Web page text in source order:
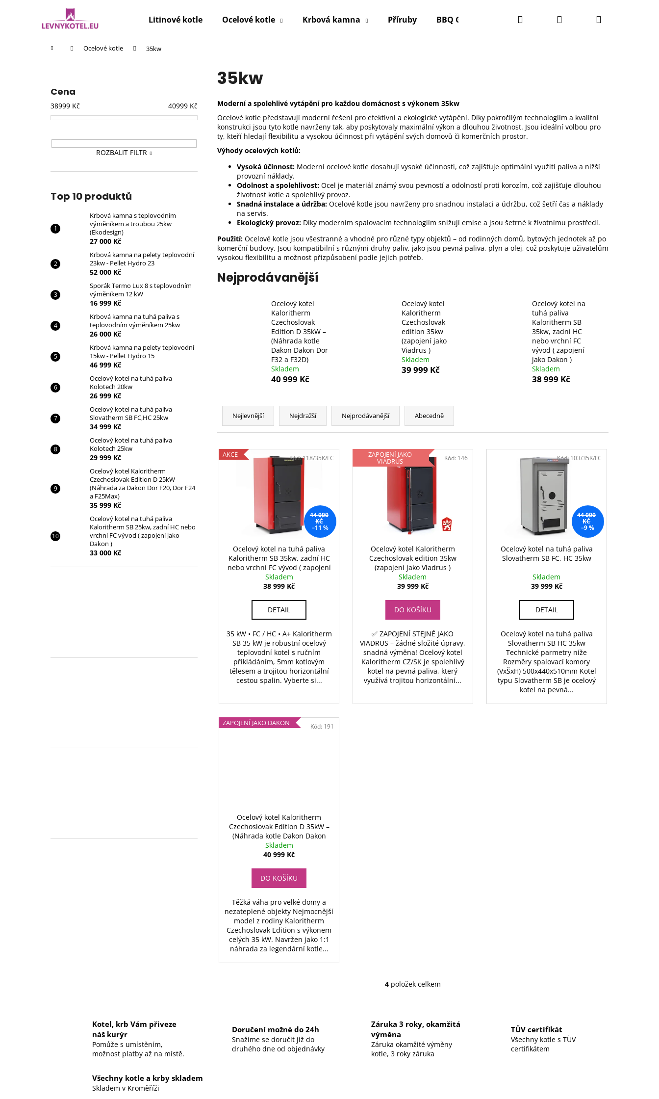
Litinové kotle Ocelové kotle Krbová kamna Příruby BBQ Grilly O nás Kontakty Obchodní
Hledat PřihlášeníNákupní
Domů Ocelové kotle 35kw
Cena
38999 Kč 40999 Kč
ROZBALIT FILTR
Top 10 produktů
Krbová kamna s teplovodním
výměníkem a troubou 25kw
(Ekodesign)
27 000 Kč
Krbová kamna na pelety teplovodní
23kw - Pellet Hydro 23
52 000 Kč
Sporák Termo Lux 8 s teplovodním
výměníkem 12 kW
16 999 Kč
Krbová kamna na tuhá paliva s
teplovodním výměníkem 25kw
26 000 Kč
Krbová kamna na pelety teplovodní
15kw - Pellet Hydro 15
46 999 Kč
Ocelový kotel na tuhá paliva
Kolotech 20kw
26 999 Kč
Ocelový kotel na tuhá paliva
Slovatherm SB FC,HC 25kw
34 999 Kč
Ocelový kotel na tuhá paliva
Kolotech 25kw
29 999 Kč
Ocelový kotel Kaloritherm
Czechoslovak Edition D 25kW
(Náhrada za Dakon Dor F20, Dor F24
a F25Max)
35 999 Kč
Ocelový kotel na tuhá paliva
Kaloritherm SB 25kw, zadní HC nebo
vrchní FC vývod ( zapojení jako
Dakon )
33 000 Kč
35kw
Moderní a spolehlivé vytápění pro každou domácnost s výkonem 35kw
Ocelové kotle představují moderní řešení pro efektivní a ekologické vytápění. Díky pokročilým technologiím a kvalitní
konstrukci jsou tyto kotle navrženy tak, aby poskytovaly maximální výkon a dlouhou životnost. Jsou ideální volbou pro
ty, kteří hledají flexibilitu a vysokou účinnost při vytápění svých domovů či komerčních prostor.
Výhody ocelových kotlů:
Vysoká účinnost: Moderní ocelové kotle dosahují vysoké účinnosti, což zajišťuje optimální využití paliva a nižší
provozní náklady.
Odolnost a spolehlivost: Ocel je materiál známý svou pevností a odolností proti korozím, což zajišťuje dlouhou
životnost kotle a spolehlivý provoz.
Snadná instalace a údržba: Ocelové kotle jsou navrženy pro snadnou instalaci a údržbu, což šetří čas a náklady
na servis.
Ekologický provoz: Díky moderním spalovacím technologiím snižují emise a jsou šetrné k životnímu prostředí.
Použití: Ocelové kotle jsou všestranné a vhodné pro různé typy objektů – od rodinných domů, bytových jednotek až po
komerční budovy. Jsou kompatibilní s různými druhy paliv, jako jsou pevná paliva, plyn a olej, což poskytuje uživatelům
vysokou flexibilitu a možnost přizpůsobení podle jejich potřeb.
Nejprodávanější
Ocelový kotel
Kaloritherm
Czechoslovak
Edition D 35kW –
(Náhrada kotle
Dakon Dakon Dor
F32 a F32D)
Skladem
40 999 Kč
Ocelový kotel
Kaloritherm
Czechoslovak
edition 35kw
(zapojení jako
Viadrus )
Skladem
39 999 Kč
Ocelový kotel na
tuhá paliva
Kaloritherm SB
35kw, zadní HC
nebo vrchní FC
vývod ( zapojení
jako Dakon )
Skladem
38 999 Kč
Ř
z
n
Nejlevnější Nejdražší Nejprodávanější Abecedně
V
ýAKCE
44 000
KČ
–11 %
Ocelový kotel na tuhá paliva
Kaloritherm SB 35kw, zadní HC
nebo vrchní FC vývod ( zapojení
jako Dakon )
Skladem
38 999 Kč
DETAIL
35 kW • FC / HC • A+ Kaloritherm
SB 35 kW je robustní ocelový
teplovodní kotel s ručním
přikládáním, 5mm kotlovým
tělesem a trojitou horizontální
cestou spalin. Vyberte si...
Kód:118/35K/FC ZAPOJENÍ JAKO
VIADRUS
Ocelový kotel Kaloritherm
Czechoslovak edition 35kw
(zapojení jako Viadrus )
Skladem
39 999 Kč
DO KOŠÍKU
✅ ZAPOJENÍ STEJNÉ JAKO
VIADRUS – žádné složité úpravy,
snadná výměna! Ocelový kotel
Kaloritherm CZ/SK je spolehlivý
kotel na pevná paliva, který
využívá trojitou horizontální...
Kód: 146
44 000
KČ
–9 %
Ocelový kotel na tuhá paliva
Slovatherm SB FC, HC 35kw
Skladem
39 999 Kč
DETAIL
Ocelový kotel na tuhá paliva
Slovatherm SB HC 35kw
Technické parmetry níže
Rozměry spalovací komory
(VxŠxH) 500x440x510mm Kotel
typu Slovatherm SB je ocelový
kotel na pevná...
Kód: 103/35K/FC
ZAPOJENÍ JAKO DAKON
Ocelový kotel Kaloritherm
Czechoslovak Edition D 35kW –
(Náhrada kotle Dakon Dakon
Dor F32 a F32D)
Skladem
40 999 Kč
DO KOŠÍKU
Těžká váha pro velké domy a
nezateplené objekty Nejmocnější
model z rodiny Kaloritherm
Czechoslovak Edition s výkonem
celých 35 kW. Navržen jako 1:1
náhrada za legendární kotle...
Kód: 191
O
á
d
a
c
4 položek celkem
Kotel, krb Vám přiveze
náš kurýr
Pomůže s umístěním,
možnost platby až na místě.
Doručení možné do 24h
Snažíme se doručit již do
druhého dne od objednávky
Záruka 3 roky, okamžitá
výměna
Záruka okamžité výměny
kotle, 3 roky záruka
TÜV certifikát
Všechny kotle s TÜV
certifikátem
Všechny kotle a krby skladem
Skladem v Kroměříži
Zpět
Zpět
Doporučujeme
KRBOVÁ KAMNA S TEPLOVODNÍM
VÝMĚNÍKEM A TROUBOU 25KW
(EKODESIGN)
KRBOVÁ KAMNA NA PELETY
52 000 Kč
SPORÁK TERMO LUX 8 S TEPLOVODNÍM
16 999 Kč